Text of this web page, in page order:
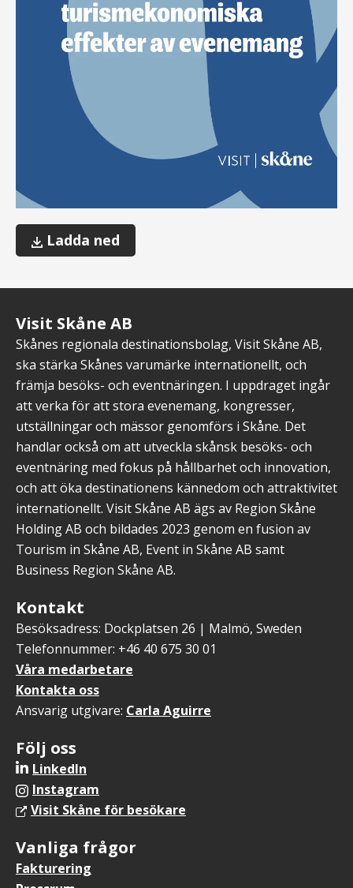
Ladda ned
av
effekter
Visit Skåne AB
Skånes regionala destinationsbolag, Visit Skåne AB,
ska stärka Skånes varumärke internationellt, och
främja besöks- och eventnäringen. I uppdraget ingår
att verka för att stora evenemang, kongresser,
utställningar och mässor genomförs i Skåne. Det
handlar också om att utveckla skånsk besöks- och
eventnäring med fokus på hållbarhet och innovation,
och att öka destinationens kännedom och attraktivitet
internationellt. Visit Skåne AB ägs av Region Skåne
Holding AB och bildades 2023 genom en fusion av
Tourism in Skåne AB, Event in Skåne AB samt
Business Region Skåne AB.
Kontakt
Besöksadress: Dockplatsen 26 | Malmö, Sweden
Telefonnummer: +46 40 675 30 01
Våra medarbetare
Kontakta oss
Ansvarig utgivare: Carla Aguirre
Följ oss
LinkedIn
Instagram
Visit Skåne för besökare
Vanliga frågor
Fakturering